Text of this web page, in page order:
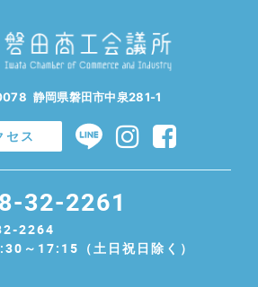
静岡県磐田市中泉281-1
セス
32-2261
2264
～17:15（土日祝日除く）